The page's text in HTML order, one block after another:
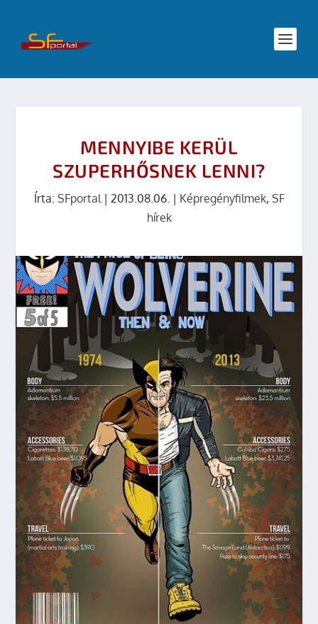
MENNYIBE KERÜL
SZUPERHŐSNEK LENNI?
Írta: SFportal| 2013.08.06. | Képregényfilmek, SF
hírek